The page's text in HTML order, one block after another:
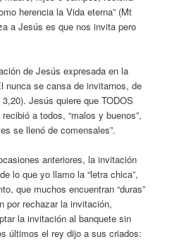
herencia la Vida eterna” (Mt
a Jesús es que nos invita pero
de Jesús expresada en la
nunca se cansa de invitarnos, de
Jesús quiere que TODOS
a todos, “malos y buenos”,
se llenó de comensales”.
anteriores, la invitación
lo que yo llamo la “letra chica”,
que muchos encuentran “duras”
por rechazar la invitación,
la invitación al banquete sin
últimos el rey dijo a sus criados: